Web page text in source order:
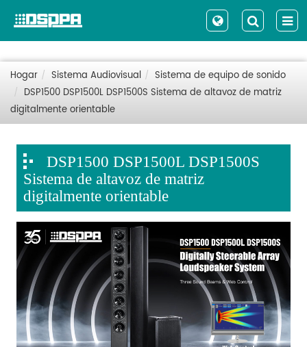
Hogar Sistema Audiovisual
Sistema de equipo de sonido
DSP1500 DSP1500L DSP1500S Sistema de altavoz de matriz
digitalmente orientable
DSP1500 DSP1500L DSP1500S
Sistema de altavoz de matriz
digitalmente orientable